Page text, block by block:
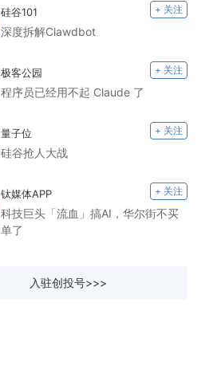
硅谷101 + 关注
深度拆解Clawdbot
极客公园 + 关注
程序员已经用不起 Claude 了
量子位 + 关注
硅谷抢人大战
钛媒体APP + 关注
科技巨头「流血」搞AI，华尔街不买
单了
入驻创投号>>>